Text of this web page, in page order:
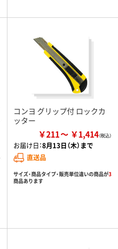
コンヨ グリップ付 ロックカ
ッター
￥211 ￥1,414
お届け日：8月13日（木）まで
直送品
サイズ・商品タイプ・販売単位違いの商品が3
商品あります